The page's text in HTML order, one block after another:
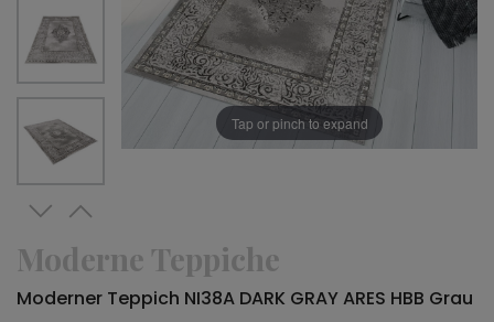
Tap or pinch to expand
Moderne Teppiche
Moderner Teppich NI38A DARK GRAY ARES HBB Grau